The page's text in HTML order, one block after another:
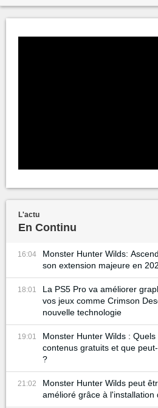
L'actu
En Continu
16:04
Monster Hunter Wilds:
son extension majeure en
18:01
La PS5 Pro va améliorer
vos jeux comme Crimson
nouvelle technologie
19:01
Monster Hunter Wilds :
contenus gratuits et que
?
21:02
Monster Hunter Wilds peut
amélioré grâce à l'installation